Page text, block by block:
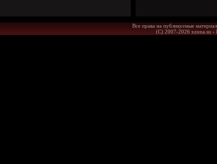
Все права на публикуемые
(С) 2007-2026 xzona.su -